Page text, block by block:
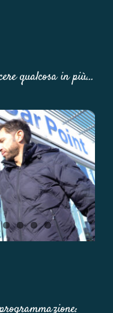
qualcosa in più…